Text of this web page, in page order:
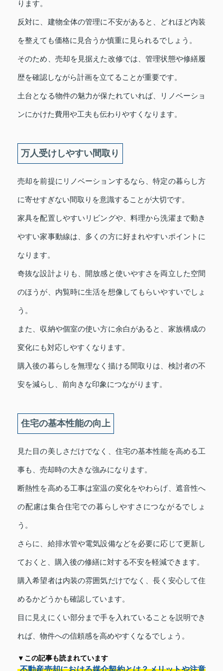
ります。
反対に、建物全体の管理に不安があると、どれほど内装
を整えても価格に見合うか慎重に見られるでしょう。
そのため、売却を見据えた改修では、管理状態や修繕履
歴を確認しながら計画を立てることが重要です。
土台となる物件の魅力が保たれていれば、リノベーショ
ンにかけた費用や工夫も伝わりやすくなります。
万人受けしやすい間取り
売却を前提にリノベーションするなら、特定の暮らし方
に寄せすぎない間取りを意識することが大切です。
家具を配置しやすいリビングや、料理から洗濯まで動き
やすい家事動線は、多くの方に好まれやすいポイントに
なります。
奇抜な設計よりも、開放感と使いやすさを両立した空間
のほうが、内覧時に生活を想像してもらいやすいでしょ
う。
また、収納や個室の使い方に余白があると、家族構成の
変化にも対応しやすくなります。
購入後の暮らしを無理なく描ける間取りは、検討者の不
安を減らし、前向きな印象につながります。
住宅の基本性能の向上
見た目の美しさだけでなく、住宅の基本性能を高める工
事も、売却時の大きな強みになります。
断熱性を高める工事は室温の変化をやわらげ、遮音性へ
の配慮は集合住宅での暮らしやすさにつながるでしょ
う。
さらに、給排水管や電気設備などを必要に応じて更新し
ておくと、購入後の修繕に対する不安を軽減できます。
購入希望者は内装の雰囲気だけでなく、長く安心して住
めるかどうかも確認しています。
目に見えにくい部分まで手を入れていることを説明でき
れば、物件への信頼感を高めやすくなるでしょう。
▼この記事も読まれています